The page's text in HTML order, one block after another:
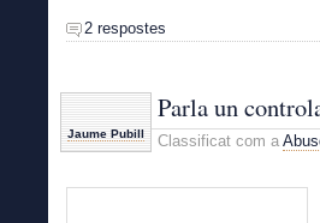
2 respostes
Jaume Pubill
Parla un
Classificat com a